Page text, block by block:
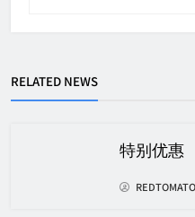
RELATED NEWS
特别优惠